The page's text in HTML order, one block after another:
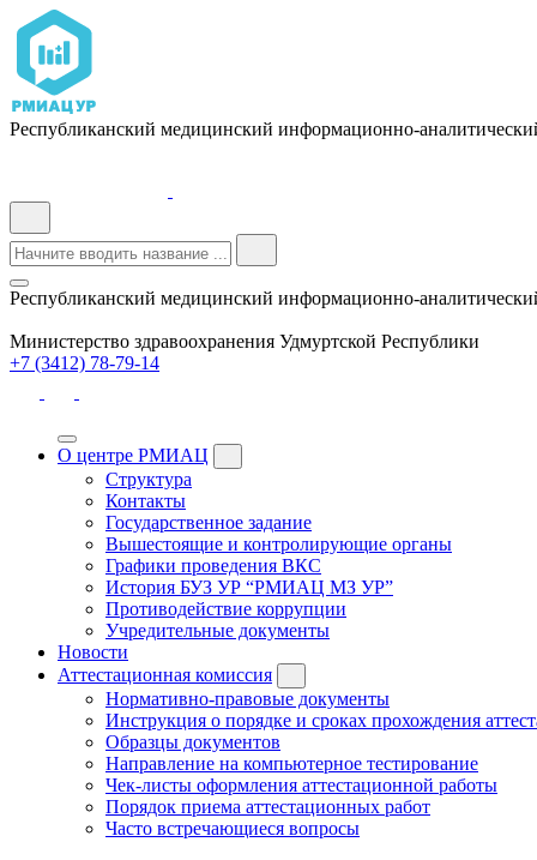
Республиканский медицинский информационно-
Республиканский медицинский информационно-
Министерство здравоохранения Удмуртской Республики
+7 (3412) 78-79-14
О центре РМИАЦ
Структура
Контакты
Государственное задание
Вышестоящие и контролирующие органы
Графики проведения ВКС
История БУЗ УР “РМИАЦ МЗ УР”
Противодействие коррупции
Учредительные документы
Новости
Аттестационная комиссия
Нормативно-правовые документы
Инструкция о порядке и сроках прохождения
Образцы документов
Направление на компьютерное тестирование
Чек-листы оформления аттестационной работы
Порядок приема аттестационных работ
Часто встречающиеся вопросы